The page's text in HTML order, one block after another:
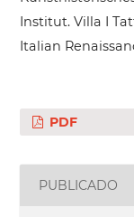
Institut. Villa I
Italian
PDF
PUBLICADO